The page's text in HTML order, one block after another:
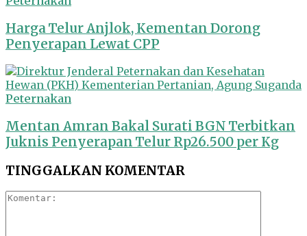
Harga Telur Anjlok, Kementan Dorong
Penyerapan Lewat CPP
Peternakan
Mentan Amran Bakal Surati BGN Terbitkan
Juknis Penyerapan Telur Rp26.500 per Kg
TINGGALKAN KOMENTAR